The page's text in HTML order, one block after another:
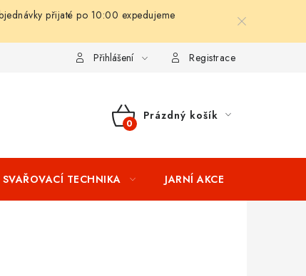
přijaté po 10:00 expedujeme
Splátkový prodej Tabulka velikostí oblečení
Přihlášení Registrace
NÁKUPNÍ
Prázdný košík
SVAŘOVACÍ TECHNIKA JARNÍ AKCE